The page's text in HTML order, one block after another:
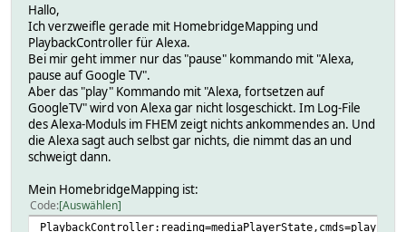
Hallo,
Ich verzweifle gerade mit HomebridgeMapping und
PlaybackController für Alexa.
Bei mir geht immer nur das "pause" kommando mit "Alexa,
pause auf Google TV".
Aber das "play" Kommando mit "Alexa, fortsetzen auf
GoogleTV" wird von Alexa gar nicht losgeschickt. Im Log-File
des Alexa-Moduls im FHEM zeigt nichts ankommendes an. Und
die Alexa sagt auch selbst gar nichts, die nimmt das an und
schweigt dann.
Mein HomebridgeMapping ist:
Code Auswählen